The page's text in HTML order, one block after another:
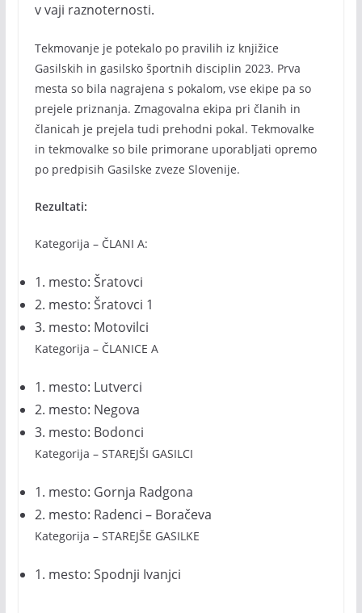
v vaji raznoternosti.
Tekmovanje je potekalo po pravilih iz knjižice
Gasilskih in gasilsko športnih disciplin 2023. Prva
mesta so bila nagrajena s pokalom, vse ekipe pa so
prejele priznanja. Zmagovalna ekipa pri članih in
članicah je prejela tudi prehodni pokal. Tekmovalke
in tekmovalke so bile primorane uporabljati opremo
po predpisih Gasilske zveze Slovenije.
Rezultati:
Kategorija – ČLANI A:
1. mesto: Šratovci
2. mesto: Šratovci 1
3. mesto: Motovilci
Kategorija – ČLANICE A
1. mesto: Lutverci
2. mesto: Negova
3. mesto: Bodonci
Kategorija – STAREJŠI GASILCI
1. mesto: Gornja Radgona
2. mesto: Radenci – Boračeva
Kategorija – STAREJŠE GASILKE
1. mesto: Spodnji Ivanjci